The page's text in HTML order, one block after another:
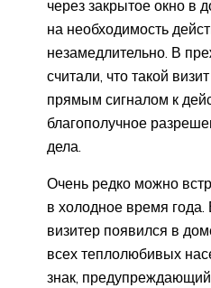
через закрытое окно в
на необходимость
незамедлительно. В
считали, что такой
прямым сигналом к
благополучное
дела.
Очень редко можно
в холодное время
визитер появился в
всех теплолюбивых
знак,